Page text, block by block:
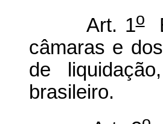
Art. 1o
câmaras e
de
brasileiro.